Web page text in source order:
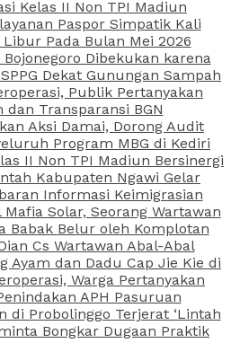
Kelas II Non TPI Madiun
Paspor Simpatik Kali
Pada Bulan Mei 2026
Bojonegoro Dibekukan karena
Dekat Gunungan Sampah
Publik Pertanyakan
dan Transparansi BGN
Aksi Damai, Dorong Audit
Program MBG di Kediri
II Non TPI Madiun Bersinergi
Kabupaten Ngawi Gelar
Informasi Keimigrasian
Solar, Seorang Wartawan
Babak Belur oleh Komplotan
Cs Wartawan Abal-Abal
Ayam dan Dadu Cap Jie Kie di
Warga Pertanyakan
APH Pasuruan
di Probolinggo Terjerat ‘Lintah
Bongkar Dugaan Praktik